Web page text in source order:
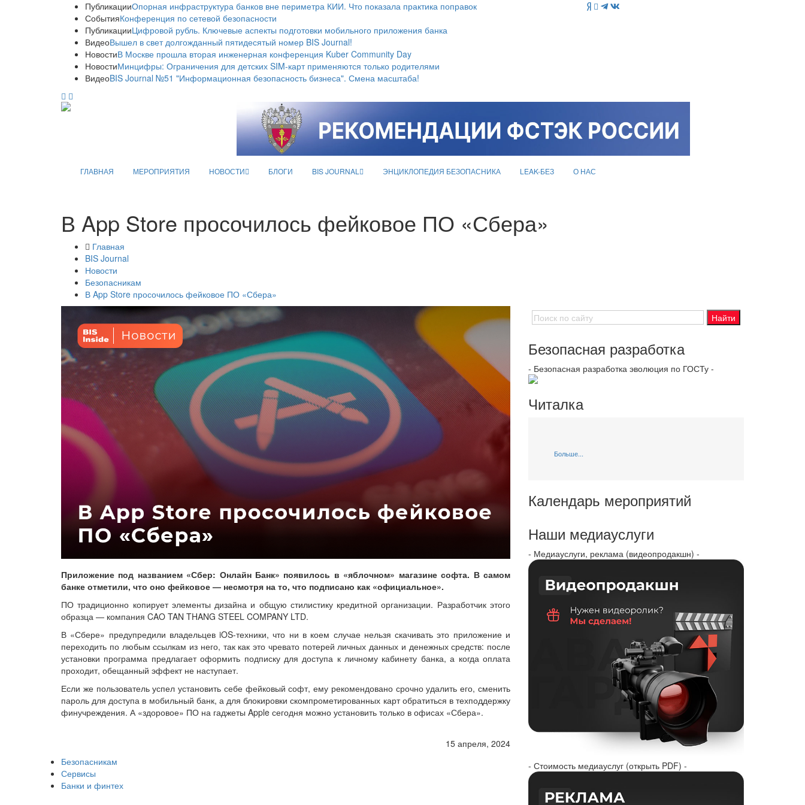
ПубликацииОпорная инфраструктура банков вне периметра КИИ. Что показала практика поправок
СобытияКонференция по сетевой безопасности
ПубликацииЦифровой рубль. Ключевые аспекты подготовки мобильного приложения банка
ВидеоВышел в свет долгожданный пятидесятый номер BIS Journal!
НовостиВ Москве прошла вторая инженерная конференция Kuber Community Day
НовостиМинцифры: Ограничения для детских SIM-карт применяются только родителями
ВидеоBIS Journal №51 "Информационная безопасность бизнеса". Смена масштаба!
ГЛАВНАЯ МЕРОПРИЯТИЯ НОВОСТИ БЛОГИ BIS JOURNAL ЭНЦИКЛОПЕДИЯ БЕЗОПАСНИКА LEAK-БЕЗ О НАС
В App Store просочилось фейковое ПО «Сбера»
Главная
BIS Journal
Новости
Безопасникам
В App Store просочилось фейковое ПО «Сбера»
Приложение под названием «Сбер: Онлайн Банк» появилось в «яблочном» магазине софта. В самом
банке отметили, что оно фейковое — несмотря на то, что подписано как «официальное».
ПО традиционно копирует элементы дизайна и общую стилистику кредитной организации. Разработчик этого
образца — компания CAO TAN THANG STEEL COMPANY LTD.
В «Сбере» предупредили владельцев iOS-техники, что ни в коем случае нельзя скачивать это приложение и
переходить по любым ссылкам из него, так как это чревато потерей личных данных и денежных средств: после
установки программа предлагает оформить подписку для доступа к личному кабинету банка, а когда оплата
проходит, обещанный эффект не наступает.
Если же пользователь успел установить себе фейковый софт, ему рекомендовано срочно удалить его, сменить
пароль для доступа в мобильный банк, а для блокировки скомпрометированных карт обратиться в техподдержку
финучреждения. А «здоровое» ПО на гаджеты Apple сегодня можно установить только в офисах «Сбера».
15 апреля, 2024
Безопасникам
Сервисы
Банки и финтех
Безопасная разработка
- Безопасная разработка эволюция по ГОСТу -
Читалка
Больше...
Календарь мероприятий
Наши медиауслуги
- Медиауслуги, реклама (видеопродакшн) -
- Стоимость медиауслуг (открыть PDF) -